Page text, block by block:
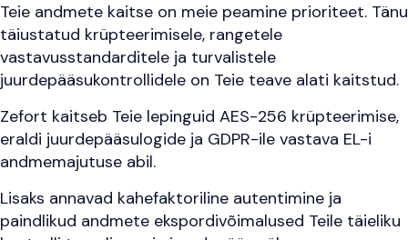
Teie andmete kaitse on meie peamine prioriteet. Tänu
täiustatud krüpteerimisele, rangetele
vastavusstandarditele ja turvalistele
juurdepääsukontrollidele on Teie teave alati kaitstud.
Zefort kaitseb Teie lepinguid AES-256 krüpteerimise,
eraldi juurdepääsulogide ja GDPR-ile vastava EL-i
andmemajutuse abil.
Lisaks annavad kahefaktoriline autentimine ja
paindlikud andmete ekspordivõimalused Teile täieliku